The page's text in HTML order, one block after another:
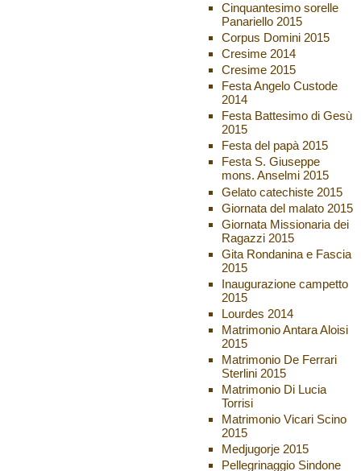
Cinquantesimo sorelle
Panariello 2015
Corpus Domini 2015
Cresime 2014
Cresime 2015
Festa Angelo Custode
2014
Festa Battesimo di Gesù
2015
Festa del papà 2015
Festa S. Giuseppe
mons. Anselmi 2015
Gelato catechiste 2015
Giornata del malato 2015
Giornata Missionaria dei
Ragazzi 2015
Gita Rondanina e Fascia
2015
Inaugurazione campetto
2015
Lourdes 2014
Matrimonio Antara Aloisi
2015
Matrimonio De Ferrari
Sterlini 2015
Matrimonio Di Lucia
Torrisi
Matrimonio Vicari Scino
2015
Medjugorje 2015
Pellegrinaggio Sindone